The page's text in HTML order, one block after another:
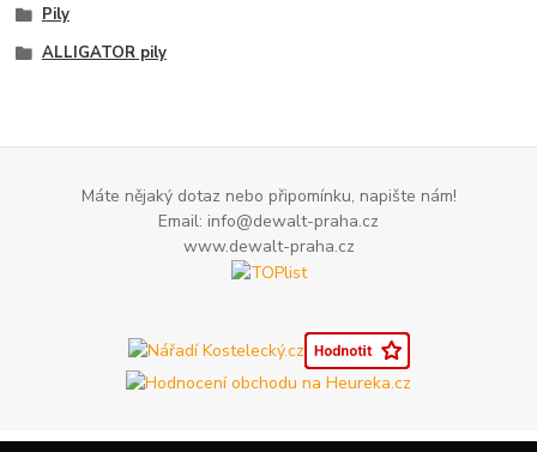
Pily
ALLIGATOR pily
Máte nějaký dotaz nebo připomínku, napište nám!
Email: info@dewalt-praha.cz
www.dewalt-praha.cz